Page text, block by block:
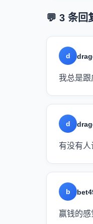
💬 3 条回
d
我总是跟
d
有没有人
b
赢钱的感